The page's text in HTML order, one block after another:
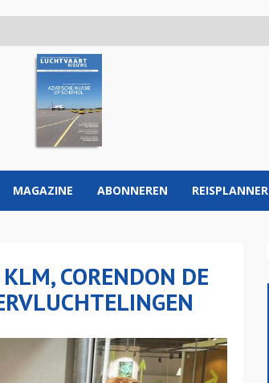
MAGAZINE ABONNEREN REISPLANNER
CORENDON DE